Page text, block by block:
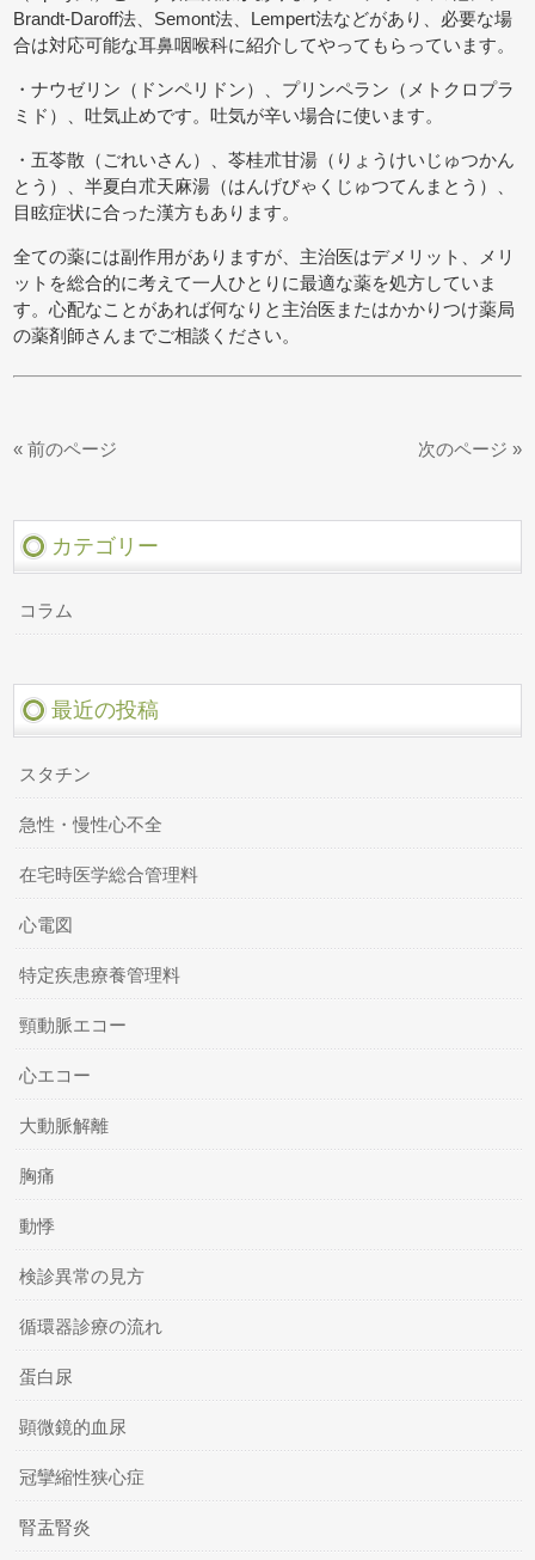
Brandt-Daroff法、Semont法、Lempert法などがあり、必要な場
合は対応可能な耳鼻咽喉科に紹介してやってもらっています。
・ナウゼリン（ドンペリドン）、プリンペラン（メトクロプラ
ミド）、吐気止めです。吐気が辛い場合に使います。
・五苓散（ごれいさん）、苓桂朮甘湯（りょうけいじゅつかん
とう）、半夏白朮天麻湯（はんげびゃくじゅつてんまとう）、
目眩症状に合った漢方もあります。
全ての薬には副作用がありますが、主治医はデメリット、メリ
ットを総合的に考えて一人ひとりに最適な薬を処方していま
す。心配なことがあれば何なりと主治医またはかかりつけ薬局
の薬剤師さんまでご相談ください。
« 前のページ 次のページ »
カテゴリー
コラム
最近の投稿
スタチン
急性・慢性心不全
在宅時医学総合管理料
心電図
特定疾患療養管理料
頸動脈エコー
心エコー
大動脈解離
胸痛
動悸
検診異常の見方
循環器診療の流れ
蛋白尿
顕微鏡的血尿
冠攣縮性狭心症
腎盂腎炎